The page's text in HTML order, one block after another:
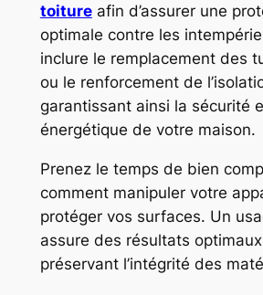
toitureafin d’assurer une
optimale contre les
inclure le remplacement des
ou le renforcement de
garantissant ainsi la sécurité
énergétique de votre maison.
Prenez le temps de bien
comment manipuler votre
protéger vos surfaces. Un
assure des résultats
préservant l’intégrité des